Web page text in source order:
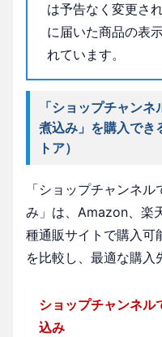
は予告なく変更さ
に届いた商品の表
れています。
「ショップチャン
煮込み」を購入でき
トア）
「ショップチャンネ
み」は、Amazon、楽
種通販サイトで購入可
を比較し、最適な購入
ショップチャンネ
込み